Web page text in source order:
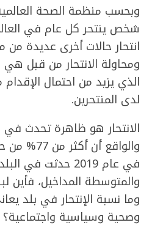
شخص ينتحر كل عام في
انتحار حالات أخرى عديدة من
ومحاولة الانتحار من قبل هي
الذي يزيد من احتمال
لدى المنتحرين.
الانتحار هو ظاهرة تحدث في
والواقع أن
في عام 2019 حدثت
والمتوسطة المداخيل، فأين
وما نسبة الإنتحار في بلد
وصحية وسياسية واجتماعية؟